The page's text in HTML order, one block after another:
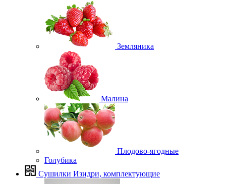
Земляника
Малина
Плодово-ягодные
Голубика
Сушилки Изидри, комплектующие